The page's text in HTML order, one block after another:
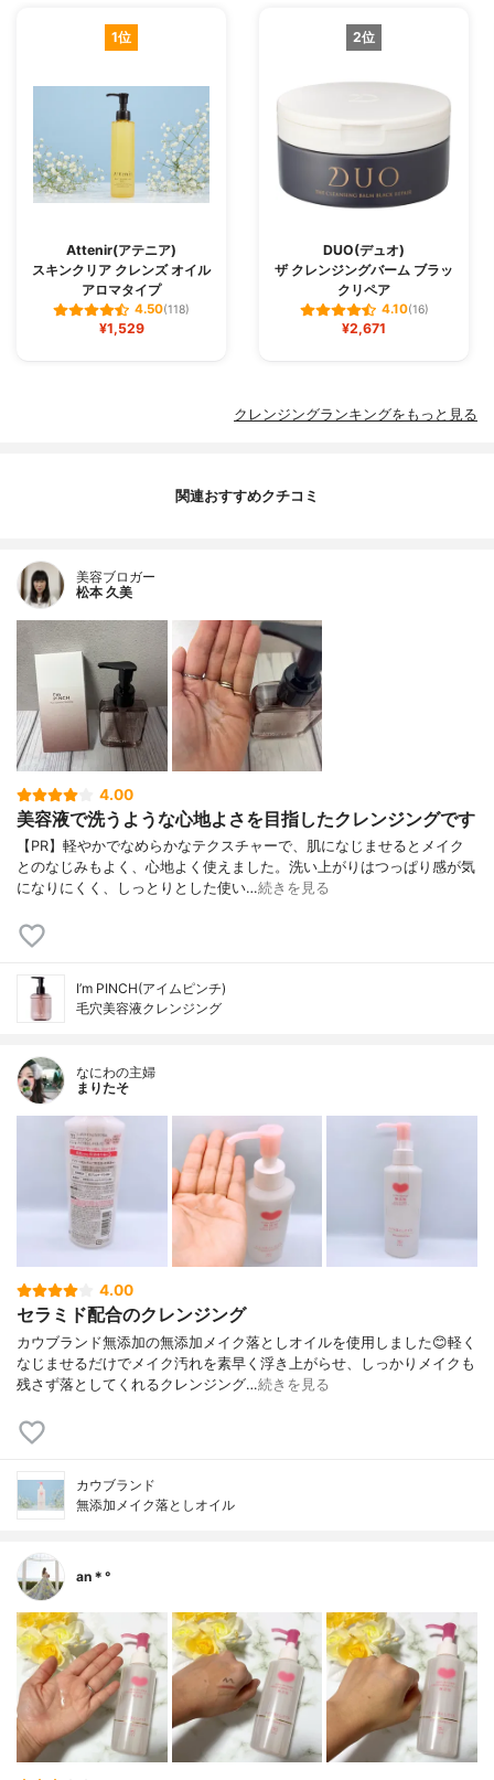
1位
Attenir(アテニア)
スキンクリア クレンズ オイル
アロマタイプ
4.50(118)
¥1,529
2位
DUO(デュオ)
ザ クレンジングバーム ブラッ
クリペア
4.10(16)
¥2,671
クレンジングランキングをもっと見る
関連おすすめクチコミ
美容ブロガー
松本 久美
4.00
美容液で洗うような心地よさを目指したクレンジングです
【PR】軽やかでなめらかなテクスチャーで、肌になじませるとメイク
とのなじみもよく、心地よく使えました。洗い上がりはつっぱり感が気
になりにくく、しっとりとした使い…続きを見る
I’m PINCH(アイムピンチ)
毛穴美容液クレンジング
なにわの主婦
まりたそ
4.00
セラミド配合のクレンジング
カウブランド無添加の無添加メイク落としオイルを使用しました😊軽く
なじませるだけでメイク汚れを素早く浮き上がらせ、しっかりメイクも
残さず落としてくれるクレンジング…続きを見る
カウブランド
無添加メイク落としオイル
an＊°